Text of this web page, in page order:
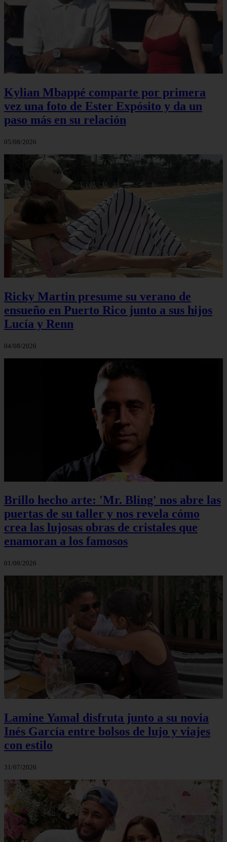
Kylian Mbappé comparte por primera
vez una foto de Ester Expósito y da un
paso más en su relación
05/08/2026
Ricky Martin presume su verano de
ensueño en Puerto Rico junto a sus hijos
Lucía y Renn
04/08/2026
Brillo hecho arte: 'Mr. Bling' nos abre las
puertas de su taller y nos revela cómo
crea las lujosas obras de cristales que
enamoran a los famosos
01/08/2026
Lamine Yamal disfruta junto a su novia
Inés García entre bolsos de lujo y viajes
con estilo
31/07/2026